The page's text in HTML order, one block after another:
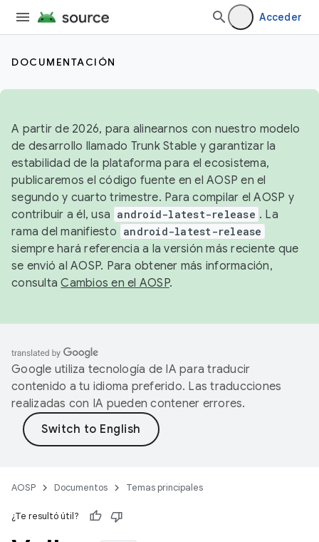
Acceder
DOCUMENTACIÓN
A partir de 2026, para alinearnos con nuestro modelo
de desarrollo llamado Trunk Stable y garantizar la
estabilidad de la plataforma para el ecosistema,
publicaremos el código fuente en el AOSP en el
segundo y cuarto trimestre. Para compilar el AOSP y
contribuir a él, usa android-latest-release . La
rama del manifiesto android-latest-release
siempre hará referencia a la versión más reciente que
se envió al AOSP. Para obtener más información,
consultaCambios en el AOSP.
Google utiliza tecnología de IA para traducir
contenido a tu idioma preferido. Las traducciones
realizadas con IA pueden contener errores.
AOSP Documentos Temas principales
¿Te resultó útil?